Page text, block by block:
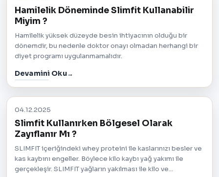
Hamilelik Döneminde Slimfit Kullanabilir
Miyim ?
Hamilelik yüksek düzeyde besin ihtiyacının olduğu bir
dönemdir, bu nedenle doktor onayı olmadan herhangi bir
diyet programı uygulanmamalıdır.
Devamini Oku
04.12.2025
Slimfit Kullanırken Bölgesel Olarak
Zayıflanır Mı ?
SLIMFIT içeriğindeki whey proteini ile kaslarınızı besler ve
kas kaybını engeller. Böylece kilo kaybı yağ yakımı ile
gerçekleşir. SLIMFIT yağların yakılması ile kilo ve...